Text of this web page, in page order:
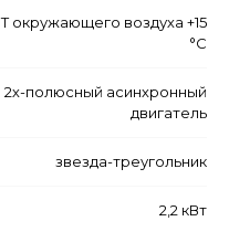
Т окружающего воздуха +15
°C
2х-полюсный асинхронный
двигатель
звезда-треугольник
2,2 кВт